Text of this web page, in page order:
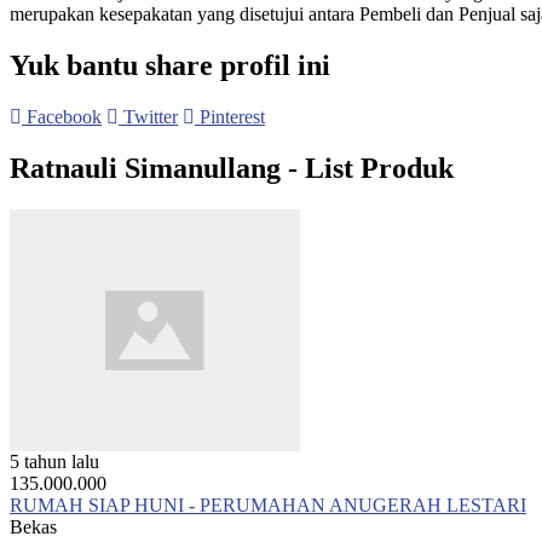
merupakan kesepakatan yang disetujui antara Pembeli dan Penjual
Yuk bantu share profil ini
Facebook Twitter Pinterest
Ratnauli Simanullang - List Produk
5 tahun lalu
135.000.000
RUMAH SIAP HUNI - PERUMAHAN ANUGERAH LESTARI
Bekas